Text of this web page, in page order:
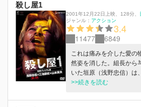
殺し屋1
2001年12月22日上映、 128分、
ジャンル： アクション
3.4
11477 6849
これは痛みを介した愛の
然姿を消した。組長から
いた垣原（浅野忠信）は
空洞を埋めるかのように
屋の存在を知った垣原は
>>続きを読む